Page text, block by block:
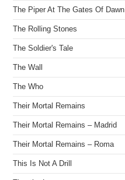
The Piper At The Gates Of Dawn
The Rolling Stones
The Soldier's Tale
The Wall
The Who
Their Mortal Remains
Their Mortal Remains – Madrid
Their Mortal Remains – Roma
This Is Not A Drill